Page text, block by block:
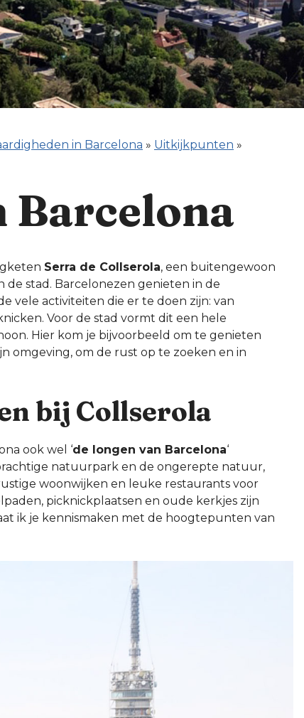
in Barcelona » Uitkijkpunten »
Barcelona
Serra de Collserola, een buitengewoon
stad. Barcelonezen genieten in de
vele activiteiten die er te doen zijn: van
Voor de stad vormt dit een hele
Hier kom je bijvoorbeeld om te genieten
omgeving, om de rust op te zoeken en in
bij Collserola
ook wel ‘de longen van Barcelona‘
natuurpark en de ongerepte natuur,
woonwijken en leuke restaurants voor
picknickplaatsen en oude kerkjes zijn
ik je kennismaken met de hoogtepunten van